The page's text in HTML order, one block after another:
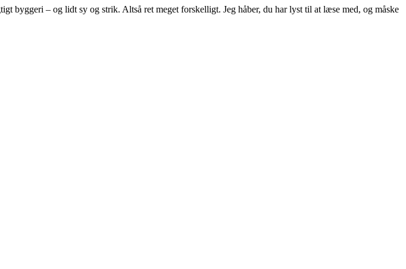
– og lidt sy og strik. Altså ret meget forskelligt. Jeg håber, du har lyst til at læse med, og måske